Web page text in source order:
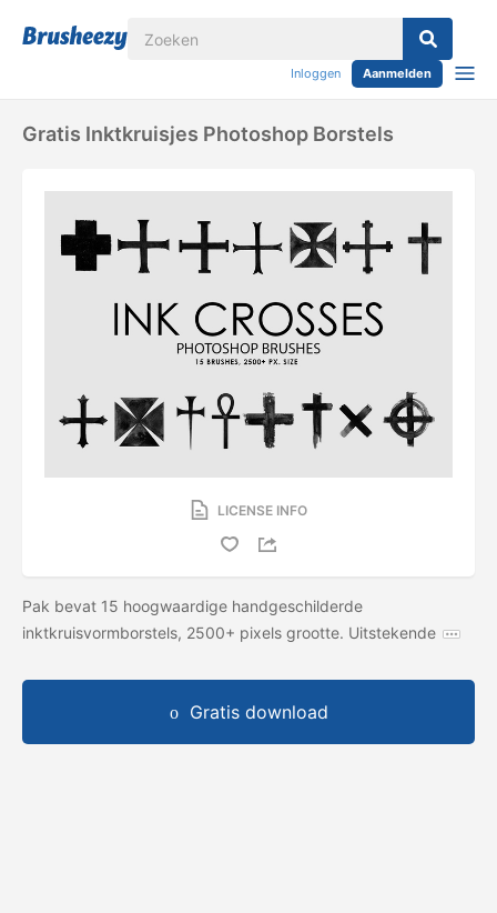
Inloggen Aanmelden
Gratis Inktkruisjes Photoshop Borstels
LICENSE INFO
Pak bevat 15 hoogwaardige handgeschilderde
inktkruisvormborstels, 2500+ pixels grootte. Uitstekende
Gratis download